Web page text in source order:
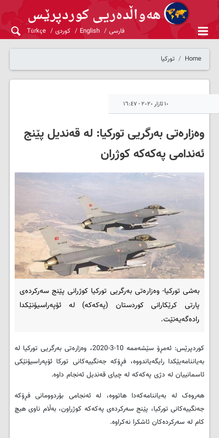
فارسی English کوردی Türkçe
Home تورکیا
١٠ ئازار ٢٠٢٠ - ١٦:٤٧
وەزارەتی بەرگریی تورکیا: لە قەندیل پێنج
ئەندامی پەکەکە کوژران
بەشی تورکیا- وەزارەتی بەرگریی تورکیا کوژرانی پێنج سەرکردەی
پارتی کرێکارانی کوردستان (پەکەکە) لە ئۆپەراسیۆنێکدا
رادەگەیەنێت.
کوردپرێس: ئەمڕۆ سێشەممە 10-3-2020، وەزارەتی بەرگریی تورکیا لە
بەیاننامەیێکدا رایگەیاندووە، فڕۆکە جەنگییەکانی تورکا ئۆپەراسیۆنێکی
ئاسمانییان لە دژی پەکەکە لە چیای قەندیل ئەنجام داوە.
هەروەک لە بەیاننامەکەدا هاتووە، لە ئەنجامی بۆردوومانی فڕۆکە
جەنگییەکانی تورکیا، پێنج سەرکردەی پەکەکە کوژراون، بەڵام ناوی هیچ
کام لە سەرکردەکان ئاشکرا نەکراوە.